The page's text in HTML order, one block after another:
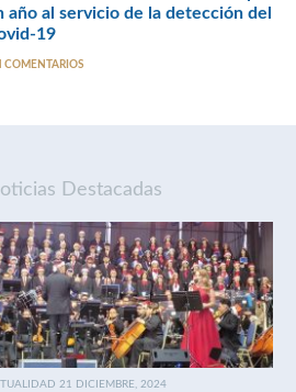
año al servicio de la detección del
19
COMENTARIOS
Destacadas
21 DICIEMBRE, 2024